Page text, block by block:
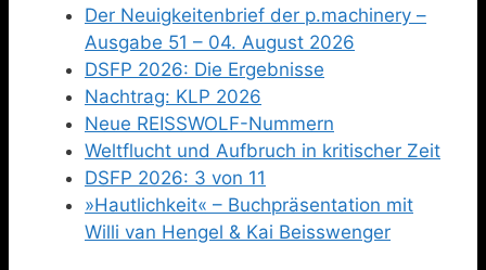
Der Neuigkeitenbrief der p.machinery –
Ausgabe 51 – 04. August 2026
DSFP 2026: Die Ergebnisse
Nachtrag: KLP 2026
Neue REISSWOLF-Nummern
Weltflucht und Aufbruch in kritischer Zeit
DSFP 2026: 3 von 11
»Hautlichkeit« – Buchpräsentation mit
Willi van Hengel & Kai Beisswenger